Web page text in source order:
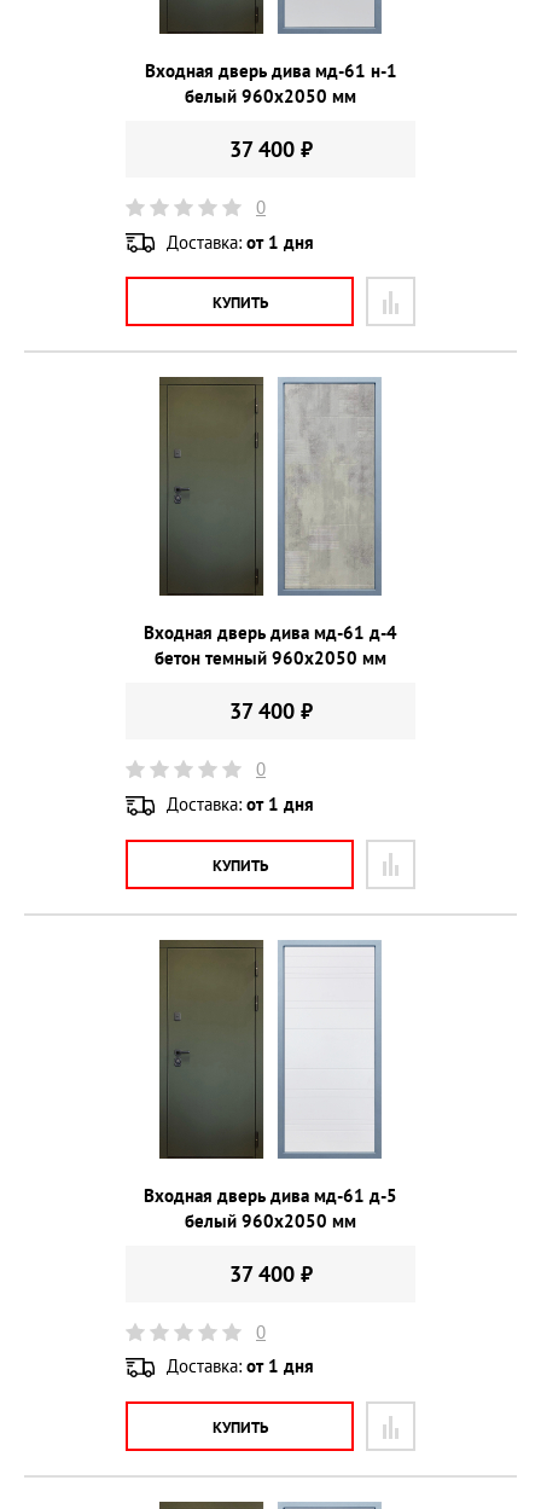
Входная дверь дива мд-61 н-1
белый 960х2050 мм
37 400 ₽
0
Доставка: от 1 дня
КУПИТЬ
Входная дверь дива мд-61 д-4
бетон темный 960х2050 мм
37 400 ₽
0
Доставка: от 1 дня
КУПИТЬ
Входная дверь дива мд-61 д-5
белый 960х2050 мм
37 400 ₽
0
Доставка: от 1 дня
КУПИТЬ